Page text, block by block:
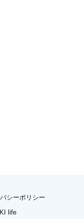
シーポリシー
life